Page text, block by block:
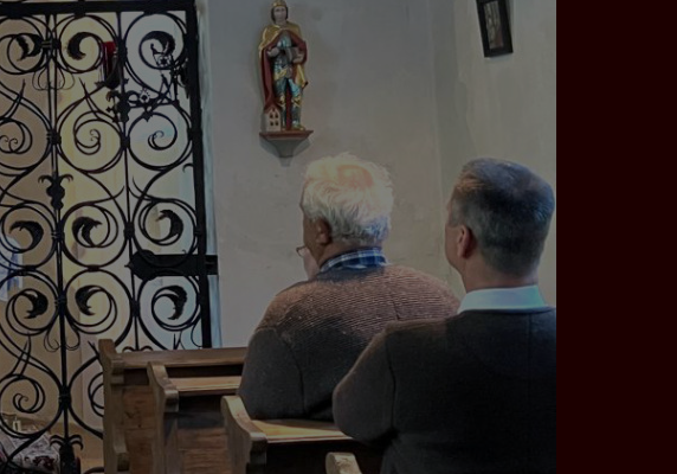
Die hierdurch gespeicherten Daten
an Dritte erfolgt nicht. Wir verwenden
wird und nicht mehr Ihrem Besuch
YouTube im erweiterten
über die Besucher auf dieser
Kartendienste wie z.B. Google Maps